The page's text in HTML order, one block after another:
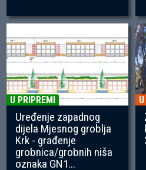
U PRIPREMI
Uređenje zapadnog
dijela Mjesnog groblja
Krk - građenje
grobnica/grobnih niša
oznaka GN1...